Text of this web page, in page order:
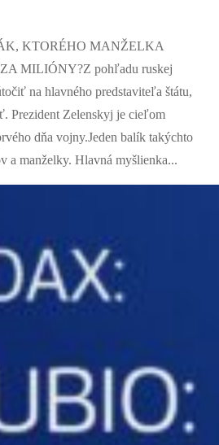
KTORÉHO MANŽELKA
MILIÓNY?Z pohľadu ruskej
na hlavného predstaviteľa štátu,
Prezident Zelenskyj je cieľom
dňa vojny.Jeden balík takýchto
a manželky. Hlavná myšlienka...